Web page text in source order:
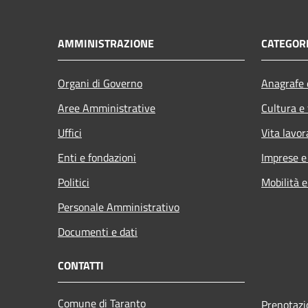
AMMINISTRAZIONE
Organi di Governo
Aree Amministrative
Uffici
Enti e fondazioni
Politici
Personale Amministrativo
Documenti e dati
Cultura
Vita
Imprese
Mobilità
CONTATTI
Comune di Taranto